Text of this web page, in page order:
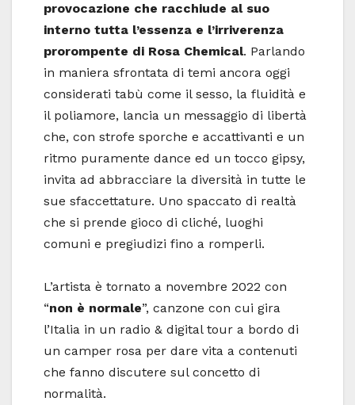
provocazione che racchiude al suo
interno tutta l’essenza e l’irriverenza
prorompente di Rosa Chemical. Parlando
in maniera sfrontata di temi ancora oggi
considerati tabù come il sesso, la fluidità e
il poliamore, lancia un messaggio di libertà
che, con strofe sporche e accattivanti e un
ritmo puramente dance ed un tocco gipsy,
invita ad abbracciare la diversità in tutte le
sue sfaccettature. Uno spaccato di realtà
che si prende gioco di cliché, luoghi
comuni e pregiudizi fino a romperli.
L’artista è tornato a novembre 2022 con
“non è normale”, canzone con cui gira
l’Italia in un radio & digital tour a bordo di
un camper rosa per dare vita a contenuti
che fanno discutere sul concetto di
normalità.